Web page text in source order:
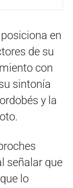
en
de su
con
sintonía
y la
señalar que
lo